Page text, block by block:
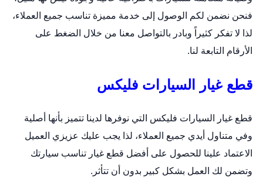
فنحن نضمن لكم الوصول إلى خدمة مميزة تناسب جميع العملاء،
لذا لا تفكر كثيراً وبادر بالتواصل معنا من خلال الضغط على
الأرقام التابعة لنا.
قطع غيار السيارات فليكس
قطع غيار السيارات فليكس التي نوفرها لدينا تتميز بأنها أصلية
وفي متناول أيدي جميع العملاء، لذا يجب عليك عزيزي العميل
الاعتماد علينا للحصول على أفضل قطع غيار تناسب سيارتك
وتضمن لك العمل بشكل كبير بدون أن تتأثر.